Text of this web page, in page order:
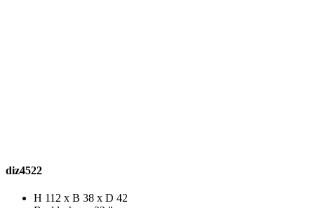
diz4522
H 112 x B 38 x D 42